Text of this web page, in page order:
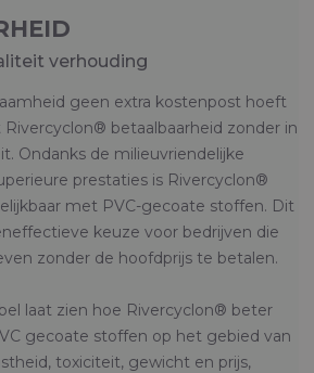
verhouding
geen extra kostenpost hoeft
betaalbaarheid zonder in
Ondanks de milieuvriendelijke
prestaties is Rivercyclon®
met PVC-gecoate stoffen. Dit
keuze voor bedrijven die
zonder de hoofdprijs te betalen.
laat zien hoe Rivercyclon® beter
gecoate stoffen op het gebied van
toxiciteit, gewicht en prijs,